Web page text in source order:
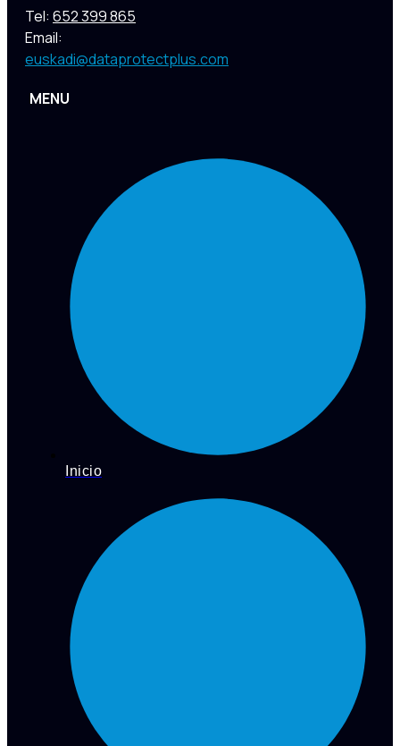
Tel: 652 399 865
Email:
euskadi@dataprotectplus.com
MENU
Inicio